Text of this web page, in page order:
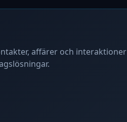
affärer och interaktioner